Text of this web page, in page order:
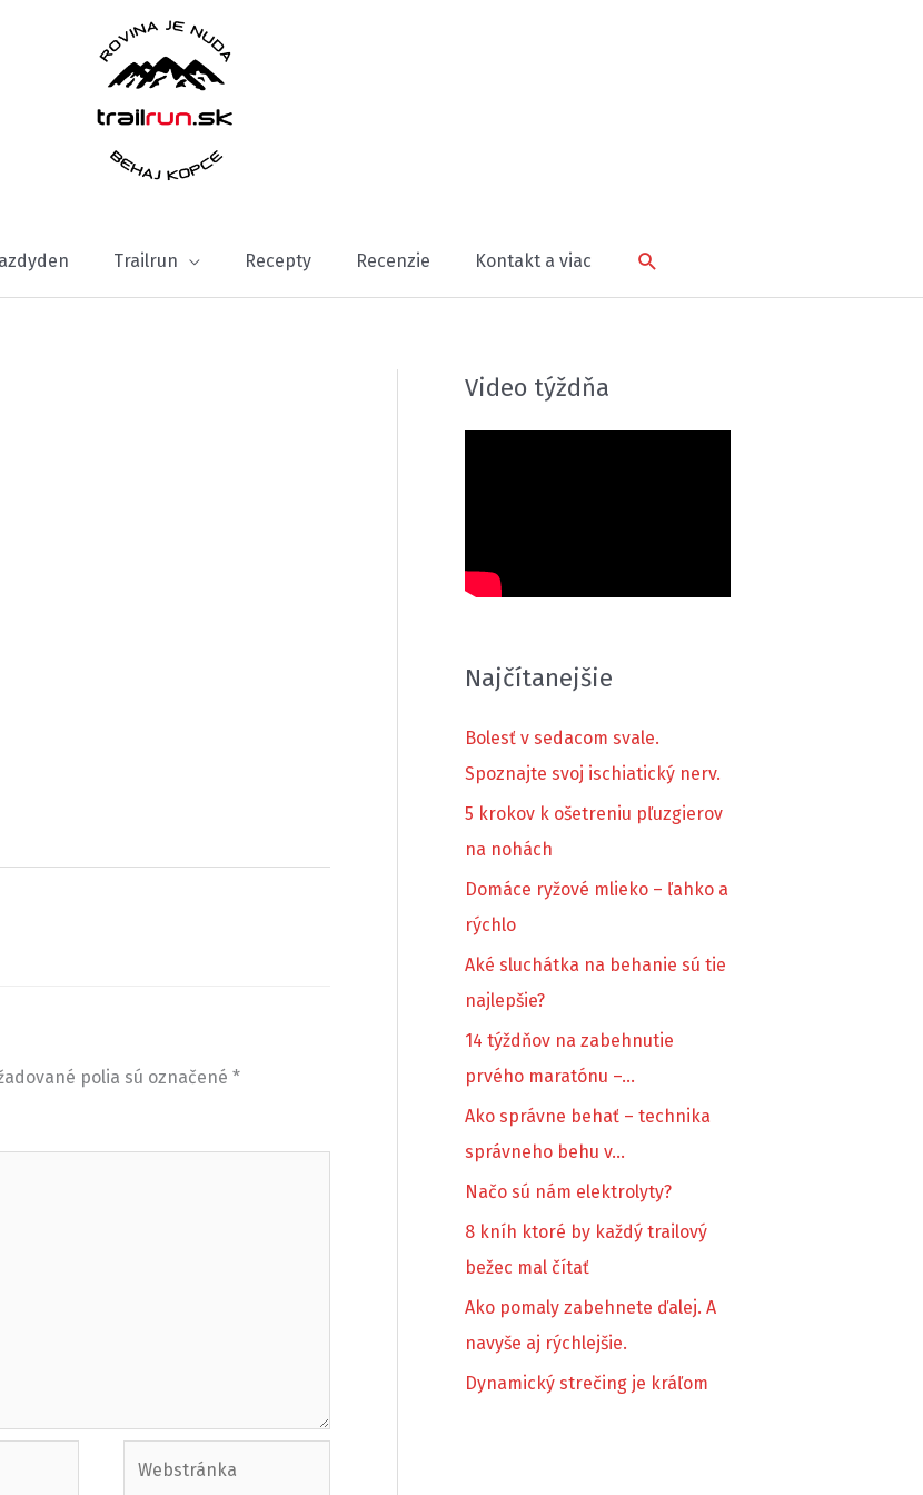
Trailrun Recepty Recenzie Kontakt a viac Hľadať
polia sú označené *
Video týždňa
Najčítanejšie
Bolesť v sedacom svale.
Spoznajte svoj ischiatický nerv.
5 krokov k ošetreniu pľuzgierov
na nohách
Domáce ryžové mlieko – ľahko a
rýchlo
Aké sluchátka na behanie sú tie
najlepšie?
14 týždňov na zabehnutie
prvého maratónu –…
Ako správne behať – technika
správneho behu v…
Načo sú nám elektrolyty?
8 kníh ktoré by každý trailový
bežec mal čítať
Ako pomaly zabehnete ďalej. A
navyše aj rýchlejšie.
Dynamický strečing je kráľom